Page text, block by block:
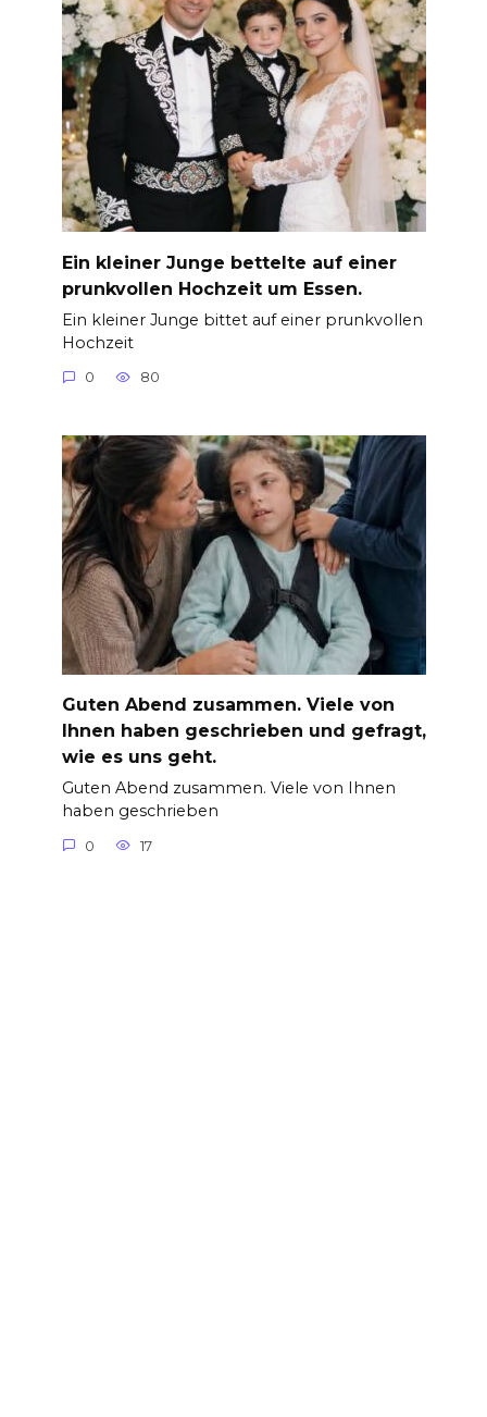
Ein kleiner Junge bettelte auf einer
prunkvollen Hochzeit um Essen.
Ein kleiner Junge bittet auf einer prunkvollen
Hochzeit
0 80
Guten Abend zusammen. Viele von
Ihnen haben geschrieben und gefragt,
wie es uns geht.
Guten Abend zusammen. Viele von Ihnen
haben geschrieben
0 17